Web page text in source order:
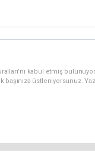
kabul etmiş
başınıza üstleniyorsunuz.